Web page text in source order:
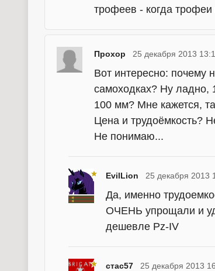
трофеев - когда
Прохор 25 декабря 2013
Вот интересно: почему
самоходках? Ну ладно,
100 мм? Мне кажется,
Цена и трудоёмкость?
Не понимаю...
EvilLion 25 декабря 2013
Да, именно
ОЧЕНЬ упрощали и
дешевле Pz-IV
стас57 25 декабря 2013